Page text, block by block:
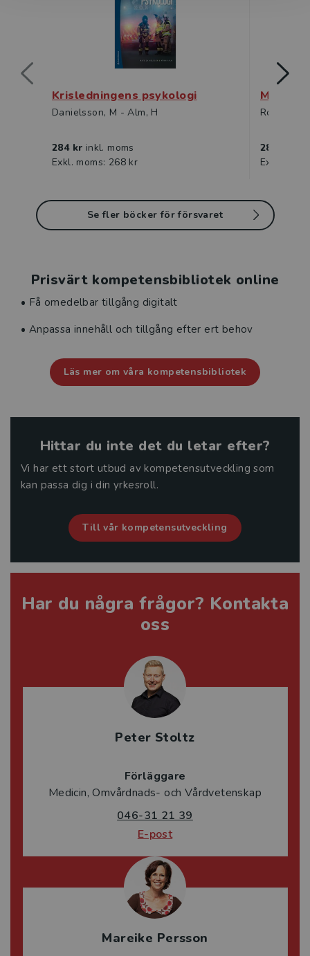
Krisledningens psykologi
Danielsson, M - Alm, H
284 kr inkl. moms
Exkl. moms: 268 kr
Robinson,
282 kr
Exkl.
Se fler böcker för försvaret
Prisvärt kompetensbibliotek online
• Få omedelbar tillgång digitalt
• Anpassa innehåll och tillgång efter ert behov
Läs mer om våra kompetensbibliotek
Hittar du inte det du letar efter?
Vi har ett stort utbud av kompetensutveckling som
kan passa dig i din yrkesroll.
Till vår kompetensutveckling
Har du några frågor? Kontakta
oss
Peter Stoltz
Förläggare
Medicin, Omvårdnads- och Vårdvetenskap
046-31 21 39
E-post
Mareike Persson